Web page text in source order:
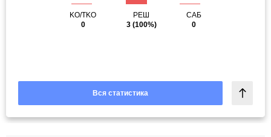
KO/TKO
0
РЕШ
3(100%)
САБ
0
Вся статистика